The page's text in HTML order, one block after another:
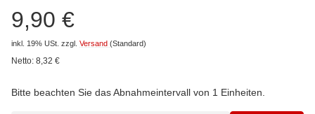
9,90 €
inkl. 19% USt. zzgl. Versand (Standard)
Netto: 8,32 €
Bitte beachten Sie das Abnahmeintervall von 1 Einheiten.